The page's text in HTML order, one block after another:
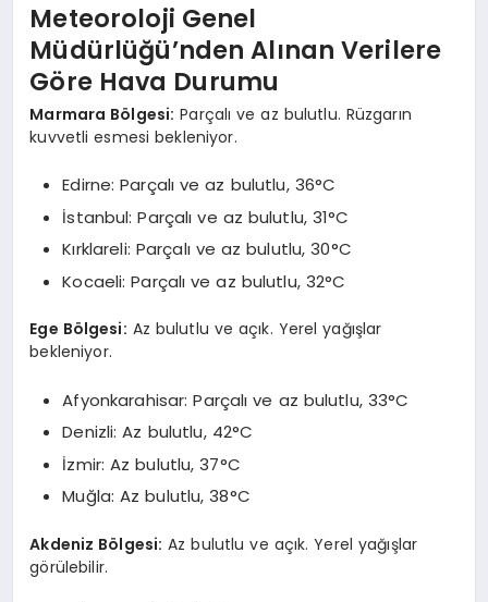
Meteoroloji Genel
Müdürlüğü’nden Alınan Verilere
Göre Hava Durumu
Marmara Bölgesi: Parçalı ve az bulutlu. Rüzgarın
kuvvetli esmesi bekleniyor.
Edirne: Parçalı ve az bulutlu, 36°C
İstanbul: Parçalı ve az bulutlu, 31°C
Kırklareli: Parçalı ve az bulutlu, 30°C
Kocaeli: Parçalı ve az bulutlu, 32°C
Ege Bölgesi: Az bulutlu ve açık. Yerel yağışlar
bekleniyor.
Afyonkarahisar: Parçalı ve az bulutlu, 33°C
Denizli: Az bulutlu, 42°C
İzmir: Az bulutlu, 37°C
Muğla: Az bulutlu, 38°C
Akdeniz Bölgesi: Az bulutlu ve açık. Yerel yağışlar
görülebilir.